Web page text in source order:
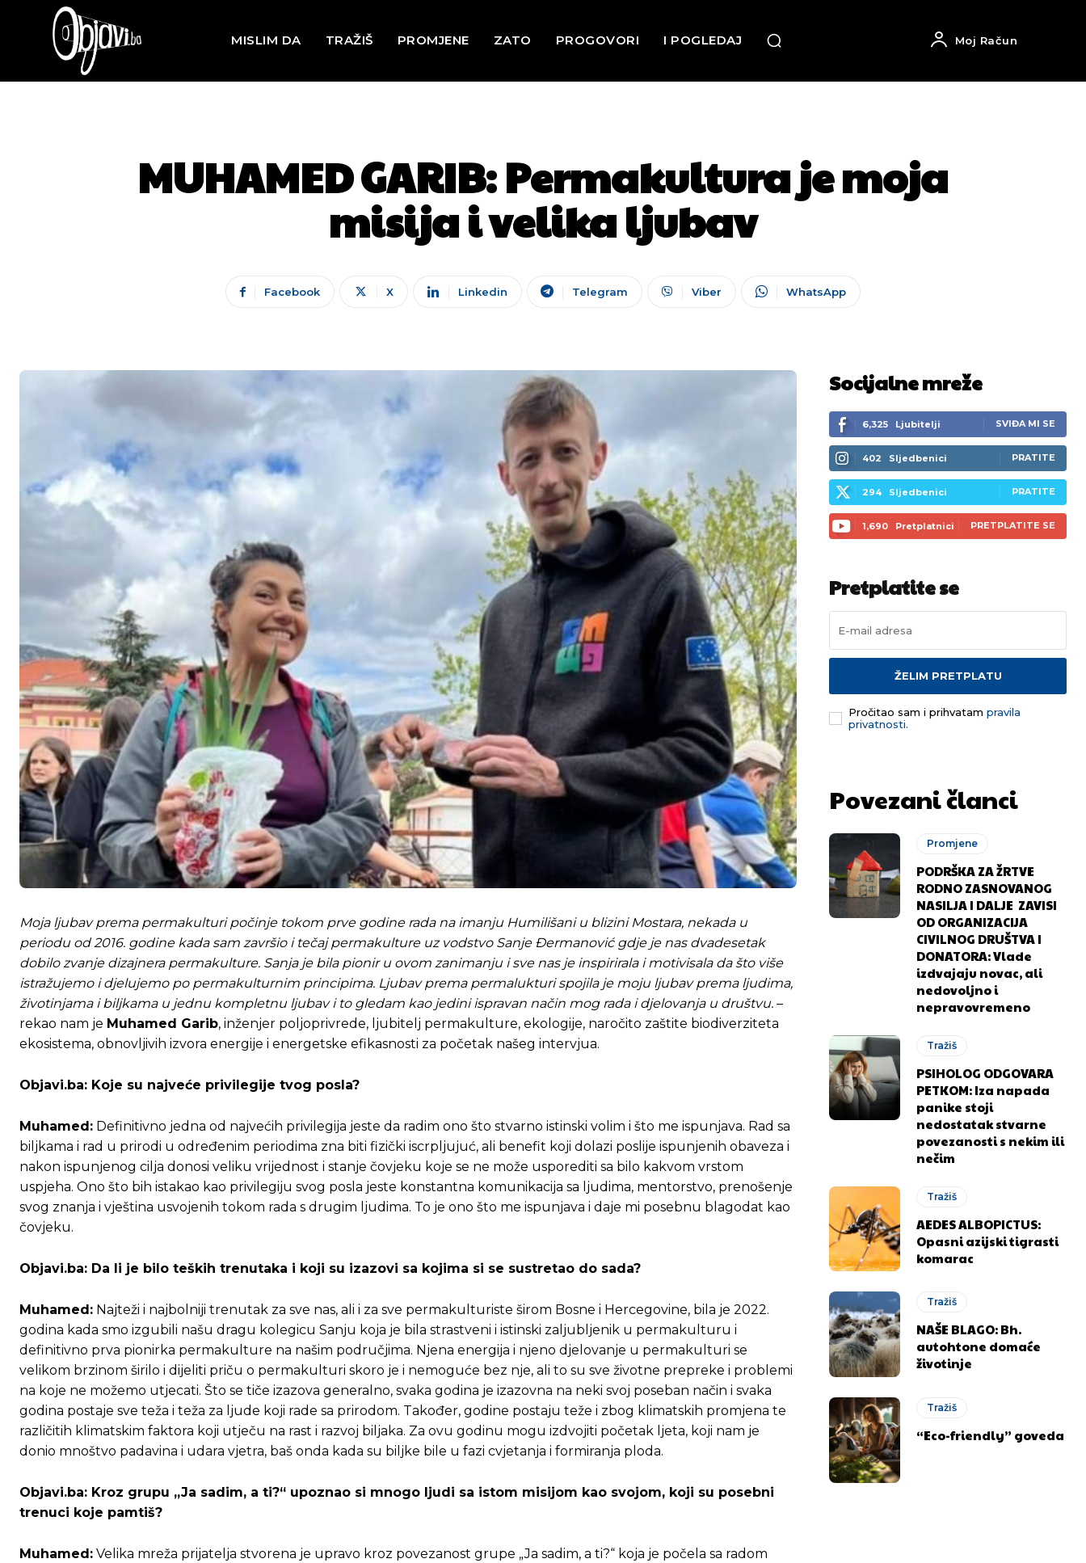
MISLIM DA TRAŽIŠ PROMJENE ZATO PROGOVORI I POGLEDAJ Moj Račun
MUHAMED GARIB: Permakultura je moja
misija i velika ljubav
Facebook X Linkedin Telegram Viber WhatsApp
Moja ljubav prema permakulturi počinje tokom prve godine rada na imanju Humilišani u blizini Mostara, nekada u
periodu od 2016. godine kada sam završio i tečaj permakulture uz vodstvo Sanje Đermanović gdje je nas dvadesetak
dobilo zvanje dizajnera permakulture. Sanja je bila pionir u ovom zanimanju i sve nas je inspirirala i motivisala da što više
istražujemo i djelujemo po permakulturnim principima. Ljubav prema permalukturi spojila je moju ljubav prema ljudima,
životinjama i biljkama u jednu kompletnu ljubav i to gledam kao jedini ispravan način mog rada i djelovanja u društvu. –
rekao nam je Muhamed Garib, inženjer poljoprivrede, ljubitelj permakulture, ekologije, naročito zaštite biodiverziteta
ekosistema, obnovljivih izvora energije i energetske efikasnosti za početak našeg intervjua.
Objavi.ba: Koje su najveće privilegije tvog posla?
Muhamed: Definitivno jedna od najvećih privilegija jeste da radim ono što stvarno istinski volim i što me ispunjava. Rad sa
biljkama i rad u prirodi u određenim periodima zna biti fizički iscrpljujuć, ali benefit koji dolazi poslije ispunjenih obaveza i
nakon ispunjenog cilja donosi veliku vrijednost i stanje čovjeku koje se ne može usporediti sa bilo kakvom vrstom
uspjeha. Ono što bih istakao kao privilegiju svog posla jeste konstantna komunikacija sa ljudima, mentorstvo, prenošenje
svog znanja i vještina usvojenih tokom rada s drugim ljudima. To je ono što me ispunjava i daje mi posebnu blagodat kao
čovjeku.
Objavi.ba: Da li je bilo teških trenutaka i koji su izazovi sa kojima si se sustretao do sada?
Muhamed: Najteži i najbolniji trenutak za sve nas, ali i za sve permakulturiste širom Bosne i Hercegovine, bila je 2022.
godina kada smo izgubili našu dragu kolegicu Sanju koja je bila strastveni i istinski zaljubljenik u permakulturu i
definitivno prva pionirka permakulture na našim područjima. Njena energija i njeno djelovanje u permakulturi se
velikom brzinom širilo i dijeliti priču o permakulturi skoro je i nemoguće bez nje, ali to su sve životne prepreke i problemi
na koje ne možemo utjecati. Što se tiče izazova generalno, svaka godina je izazovna na neki svoj poseban način i svaka
godina postaje sve teža i teža za ljude koji rade sa prirodom. Također, godine postaju teže i zbog klimatskih promjena te
različitih klimatskim faktora koji utječu na rast i razvoj biljaka. Za ovu godinu mogu izdvojiti početak ljeta, koji nam je
donio mnoštvo padavina i udara vjetra, baš onda kada su biljke bile u fazi cvjetanja i formiranja ploda.
Objavi.ba: Kroz grupu „Ja sadim, a ti?“ upoznao si mnogo ljudi sa istom misijom kao svojom, koji su posebni
trenuci koje pamtiš?
Muhamed: Velika mreža prijatelja stvorena je upravo kroz povezanost grupe „Ja sadim, a ti?“ koja je počela sa radom
Socijalne mreže
6,325 Ljubitelji SVIĐA MI SE
402 Sljedbenici PRATITE
294 Sljedbenici PRATITE
1,690 Pretplatnici PRETPLATITE SE
Pretplatite se
ŽELIM PRETPLATU
Pročitao sam i prihvatam pravila
privatnosti.
Povezani članci
Promjene
PODRŠKA ZA ŽRTVE
RODNO ZASNOVANOG
NASILJA I DALJE ZAVISI
OD ORGANIZACIJA
CIVILNOG DRUŠTVA I
DONATORA: Vlade
izdvajaju novac, ali
nedovoljno i
nepravovremeno
Tražiš
PSIHOLOG ODGOVARA
PETKOM: Iza napada
panike stoji
nedostatak stvarne
povezanosti s nekim ili
nečim
Tražiš
AEDES ALBOPICTUS:
Opasni azijski tigrasti
komarac
Tražiš
NAŠE BLAGO: Bh.
autohtone domaće
životinje
Tražiš
“Eco-friendly” goveda